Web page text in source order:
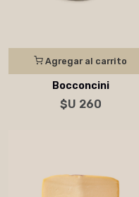
Agregar al carrito
Bocconcini
$U 260